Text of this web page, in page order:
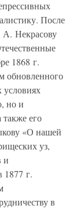
После
А. Некрасову
1868 г.
обновленного
условиях
но и
его
«О нашей
уз,
и
1877 г.
в